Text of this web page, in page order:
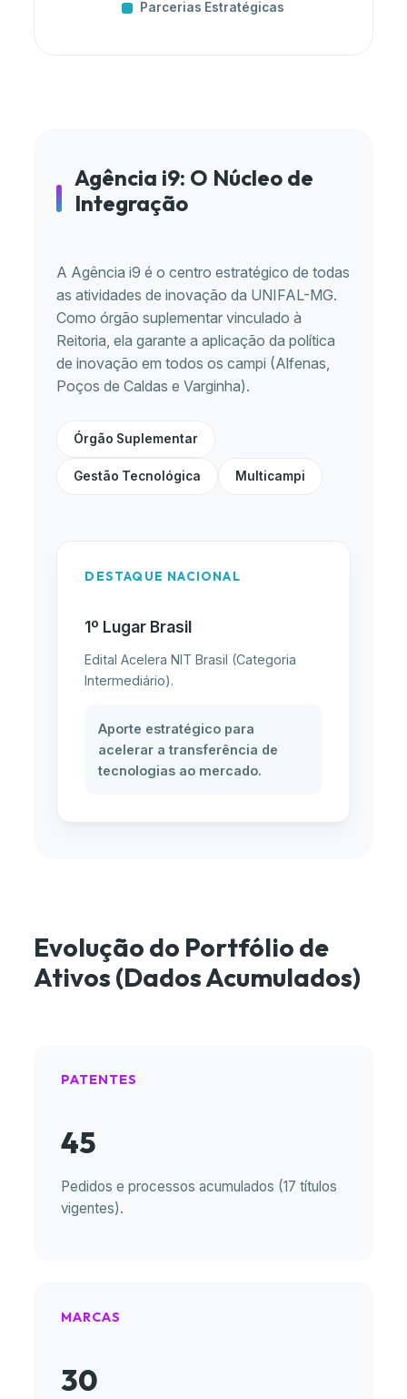
Parcerias Estratégicas
Agência i9: O Núcleo de
Integração
A Agência i9 é o centro estratégico de todas
as atividades de inovação da UNIFAL-MG.
Como órgão suplementar vinculado à
Reitoria, ela garante a aplicação da política
de inovação em todos os campi (Alfenas,
Poços de Caldas e Varginha).
Órgão Suplementar
Gestão Tecnológica Multicampi
DESTAQUE NACIONAL
1º Lugar Brasil
Edital Acelera NIT Brasil (Categoria
Intermediário).
Aporte estratégico para
acelerar a transferência de
tecnologias ao mercado.
Evolução do Portfólio de
Ativos (Dados Acumulados)
PATENTES
45
Pedidos e processos acumulados (17 títulos
vigentes).
MARCAS
30